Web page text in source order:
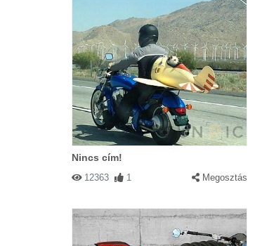
Nincs cím!
12363 1 Megosztás